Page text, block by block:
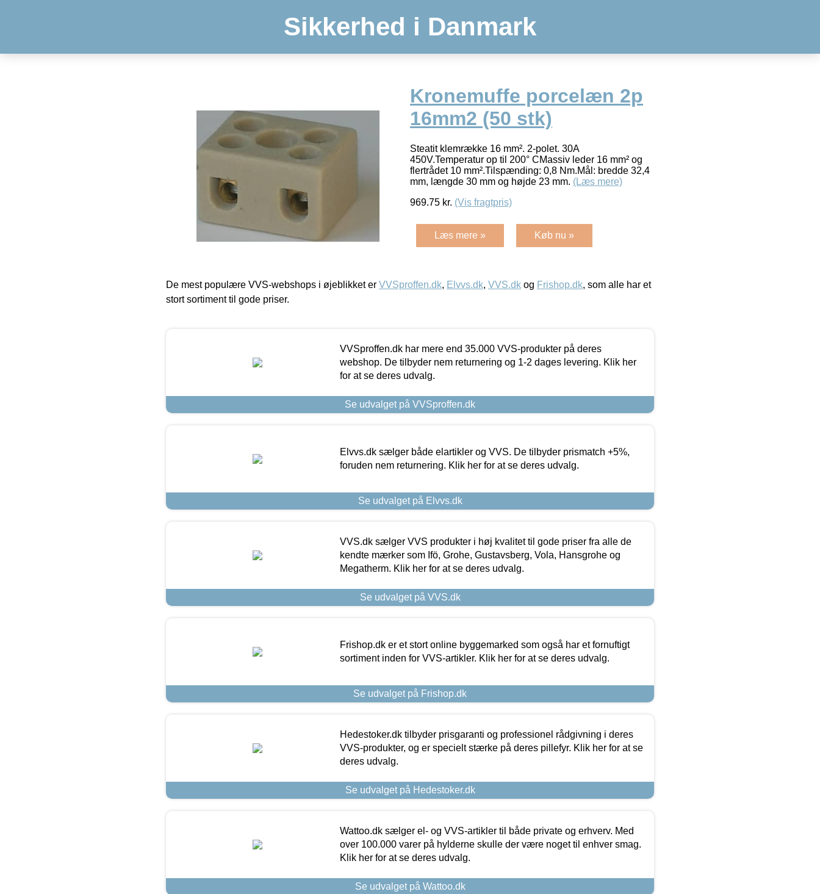
Sikkerhed i Danmark
Kronemuffe porcelæn 2p
16mm2 (50 stk)
Steatit klemrække 16 mm². 2-polet. 30A
450V.Temperatur op til 200° CMassiv leder 16 mm² og
flertrådet 10 mm².Tilspænding: 0,8 Nm.Mål: bredde 32,4
mm, længde 30 mm og højde 23 mm. (Læs mere)
969.75 kr. (Vis fragtpris)
Læs mere » Køb nu »
De mest populære VVS-webshops i øjeblikket er VVSproffen.dk, Elvvs.dk, VVS.dk og Frishop.dk, som alle har et
stort sortiment til gode priser.
VVSproffen.dk har mere end 35.000 VVS-produkter på deres
webshop. De tilbyder nem returnering og 1-2 dages levering. Klik her
for at se deres udvalg.
Se udvalget på VVSproffen.dk
Elvvs.dk sælger både elartikler og VVS. De tilbyder prismatch +5%,
foruden nem returnering. Klik her for at se deres udvalg.
Se udvalget på Elvvs.dk
VVS.dk sælger VVS produkter i høj kvalitet til gode priser fra alle de
kendte mærker som Ifö, Grohe, Gustavsberg, Vola, Hansgrohe og
Megatherm. Klik her for at se deres udvalg.
Se udvalget på VVS.dk
Frishop.dk er et stort online byggemarked som også har et fornuftigt
sortiment inden for VVS-artikler. Klik her for at se deres udvalg.
Se udvalget på Frishop.dk
Hedestoker.dk tilbyder prisgaranti og professionel rådgivning i deres
VVS-produkter, og er specielt stærke på deres pillefyr. Klik her for at se
deres udvalg.
Se udvalget på Hedestoker.dk
Wattoo.dk sælger el- og VVS-artikler til både private og erhverv. Med
over 100.000 varer på hylderne skulle der være noget til enhver smag.
Klik her for at se deres udvalg.
Se udvalget på Wattoo.dk